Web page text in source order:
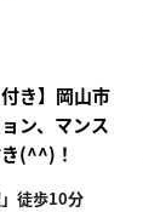
き】岡山市
ン、マンス
(^^)！
徒歩10分